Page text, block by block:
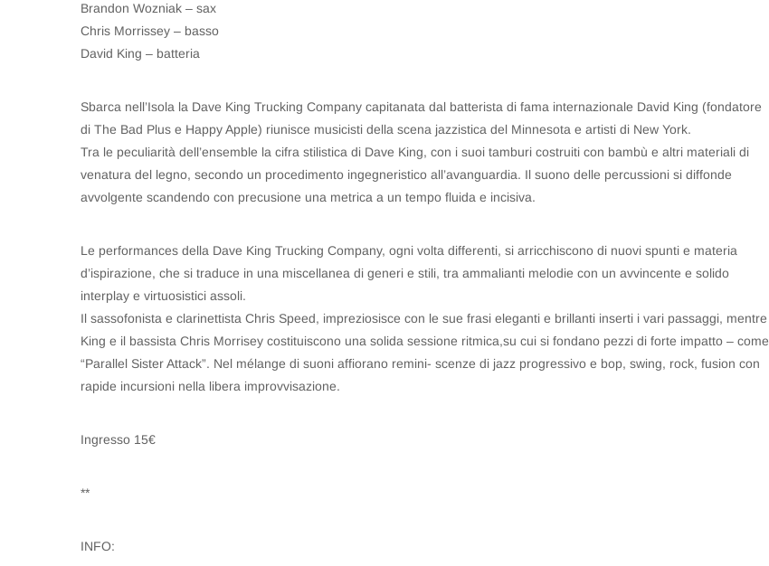
Brandon Wozniak – sax
Chris Morrissey – basso
David King – batteria
Sbarca nell’Isola la Dave King Trucking Company capitanata dal batterista di fama internazionale David King (fondatore
di The Bad Plus e Happy Apple) riunisce musicisti della scena jazzistica del Minnesota e artisti di New York.
Tra le peculiarità dell’ensemble la cifra stilistica di Dave King, con i suoi tamburi costruiti con bambù e altri materiali di
venatura del legno, secondo un procedimento ingegneristico all’avanguardia. Il suono delle percussioni si diffonde
avvolgente scandendo con precusione una metrica a un tempo fluida e incisiva.
Le performances della Dave King Trucking Company, ogni volta differenti, si arricchiscono di nuovi spunti e materia
d’ispirazione, che si traduce in una miscellanea di generi e stili, tra ammalianti melodie con un avvincente e solido
interplay e virtuosistici assoli.
Il sassofonista e clarinettista Chris Speed, impreziosisce con le sue frasi eleganti e brillanti inserti i vari passaggi, mentre
King e il bassista Chris Morrisey costituiscono una solida sessione ritmica,su cui si fondano pezzi di forte impatto – come
“Parallel Sister Attack”. Nel mélange di suoni affiorano remini- scenze di jazz progressivo e bop, swing, rock, fusion con
rapide incursioni nella libera improvvisazione.
Ingresso 15€
**
INFO: